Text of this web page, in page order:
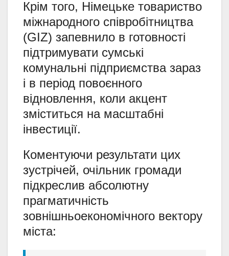
Крім того, Німецьке товариство
міжнародного співробітництва
(GIZ) запевнило в готовності
підтримувати сумські
комунальні підприємства зараз
і в період повоєнного
відновлення, коли акцент
зміститься на масштабні
інвестиції.
Коментуючи результати цих
зустрічей, очільник громади
підкреслив абсолютну
прагматичність
зовнішньоекономічного вектору
міста: